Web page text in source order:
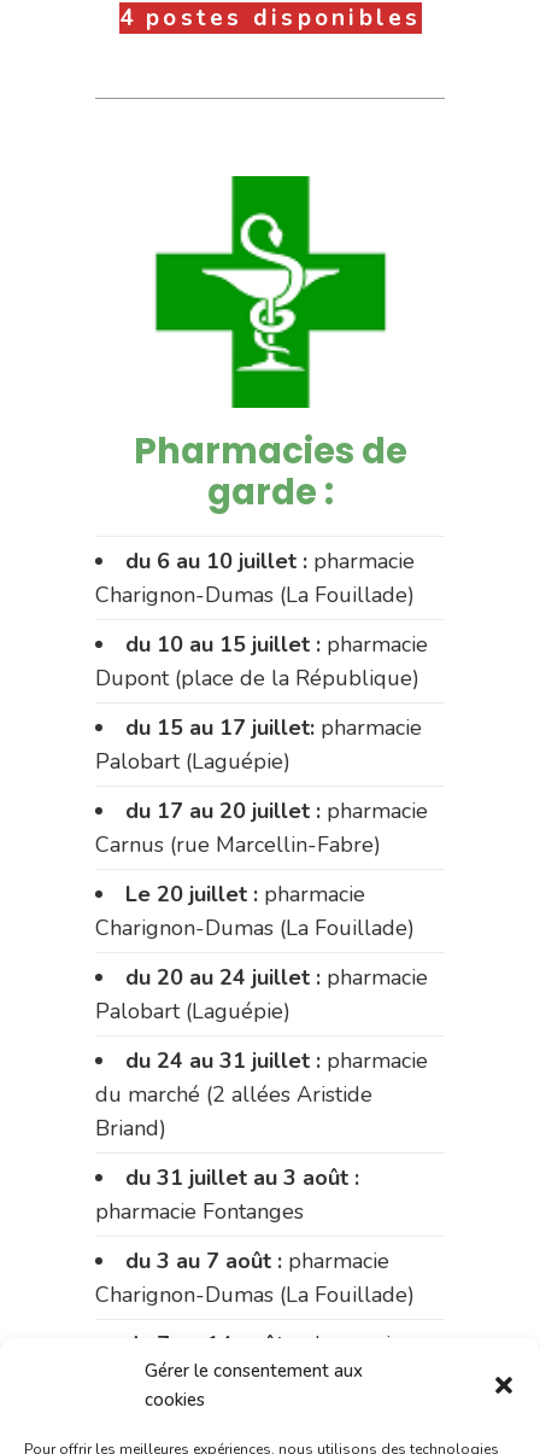
Gérer le consentement aux
cookies
Pour offrir les meilleures expériences, nous utilisons des technologies
4 postes disponibles
Pharmacies de
garde :
du 6 au 10 juillet : pharmacie
Charignon-Dumas (La Fouillade)
du 10 au 15 juillet : pharmacie
Dupont (place de la République)
du 15 au 17 juillet: pharmacie
Palobart (Laguépie)
du 17 au 20 juillet : pharmacie
Carnus (rue Marcellin-Fabre)
Le 20 juillet : pharmacie
Charignon-Dumas (La Fouillade)
du 20 au 24 juillet : pharmacie
Palobart (Laguépie)
du 24 au 31 juillet : pharmacie
du marché (2 allées Aristide
Briand)
du 31 juillet au 3 août :
pharmacie Fontanges
du 3 au 7 août : pharmacie
Charignon-Dumas (La Fouillade)
du 7 au 14 août :
pharmacie
Bonnemaire (rue Saint-Jacques)